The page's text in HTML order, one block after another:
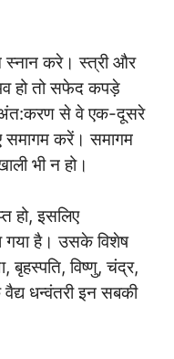
स्नान करे। स्त्री और
हो तो सफेद कपड़े
अंत:करण से वे एक-दूसरे
समागम करें। समागम
भी न हो।
हो, इसलिए
गया है। उसके विशेष
बृहस्पति, विष्णु, चंद्र,
धन्वंतरी इन सबकी